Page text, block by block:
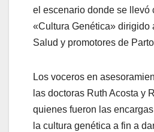
el escenario donde se llevó
«Cultura Genética» dirigido
Salud y promotores de
Los voceros en
las doctoras Ruth Acosta y
quienes fueron las
la cultura genética a fin a